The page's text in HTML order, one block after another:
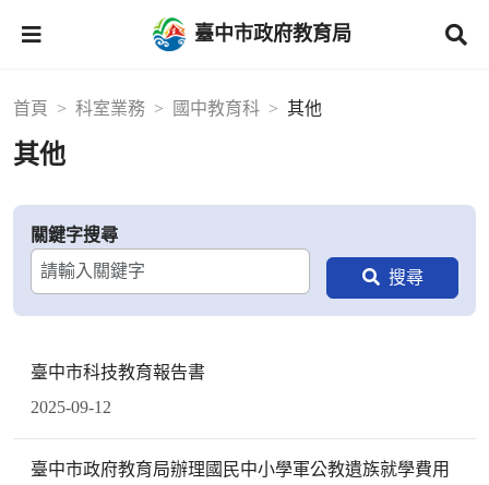
臺中市政府教育局
首頁 科室業務 國中教育科 其他
其他
關鍵字搜尋
臺中市科技教育報告書
2025-09-12
臺中市政府教育局辦理國民中小學軍公教遺族就學費用